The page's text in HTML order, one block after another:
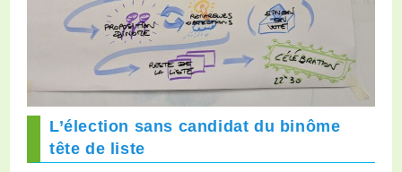
L’élection sans candidat du binôme
tête de liste